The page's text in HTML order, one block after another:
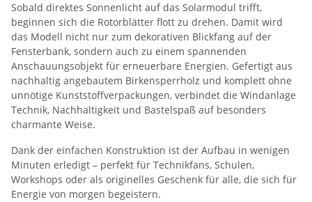
Sobald direktes Sonnenlicht auf das Solarmodul trifft,
beginnen sich die Rotorblätter flott zu drehen. Damit wird
das Modell nicht nur zum dekorativen Blickfang auf der
Fensterbank, sondern auch zu einem spannenden
Anschauungsobjekt für erneuerbare Energien. Gefertigt aus
nachhaltig angebautem Birkensperrholz und komplett ohne
unnötige Kunststoffverpackungen, verbindet die Windanlage
Technik, Nachhaltigkeit und Bastelspaß auf besonders
charmante Weise.
Dank der einfachen Konstruktion ist der Aufbau in wenigen
Minuten erledigt – perfekt für Technikfans, Schulen,
Workshops oder als originelles Geschenk für alle, die sich für
Energie von morgen begeistern.